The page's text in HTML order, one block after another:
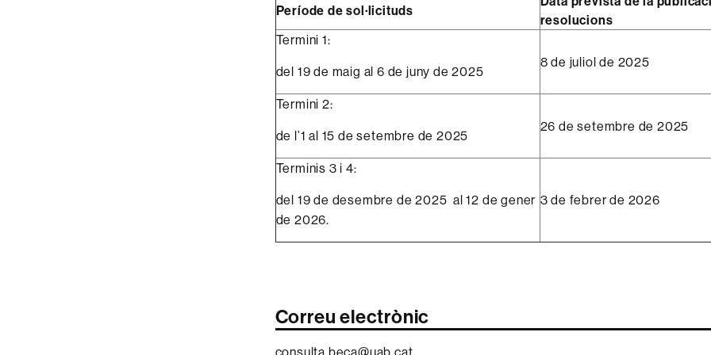
Període de sol·licituds
resolucions
Termini 1:
del 19 de maig al 6 de juny de 2025
8 de juliol de 2025
Termini 2:
de l’1 al 15 de setembre de 2025
26 de setembre de 2025
Terminis 3 i 4:
del 19 de desembre de 2025 al 12 de gener
de 2026.
3 de febrer de 2026
Correu electrònic
consulta.beca@uab.cat